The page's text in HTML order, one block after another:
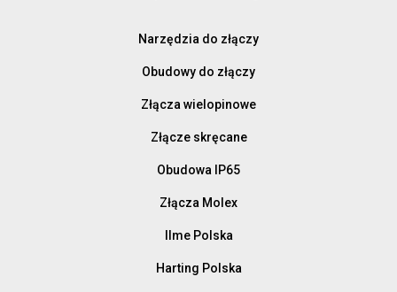
Narzędzia do złączy
Obudowy do złączy
Złącza wielopinowe
Złącze skręcane
Obudowa IP65
Złącza Molex
Ilme Polska
Harting Polska